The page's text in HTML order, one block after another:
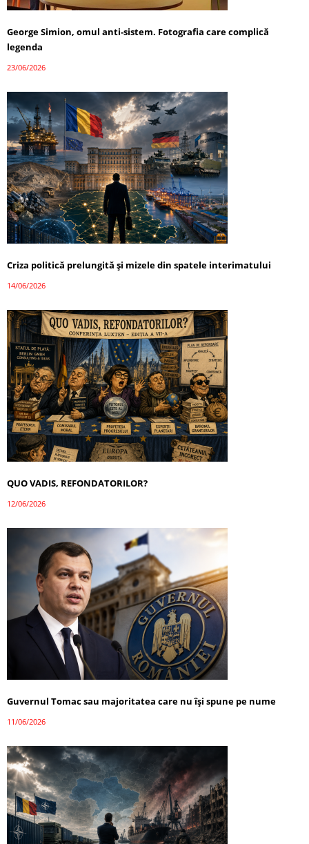
George Simion, omul anti-sistem. Fotografia care complică
legenda
23/06/2026
Criza politică prelungită și mizele din spatele interimatului
14/06/2026
QUO VADIS, REFONDATORILOR?
12/06/2026
Guvernul Tomac sau majoritatea care nu își spune pe nume
11/06/2026